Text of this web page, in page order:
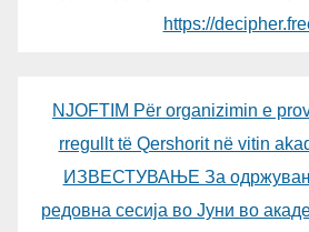
https://
NJOFTIM Për organizimin e
rregullt të Qershorit në vitin
ИЗВЕСТУВАЊЕ За
редовна сесија во Јуни во